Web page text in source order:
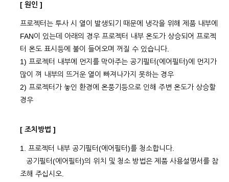
[ 원인 ]
프로젝터는 투사 시 열이 발생되기 때문에 냉각을 위해 제품 내부에
FAN이 있는데 아래의 경우 프로젝터 내부 온도가 상승되어 프로젝
터 온도 표시등에 불이 들어오며 꺼질 수 있습니다.
1) 프로젝터 내부에 먼지를 막아주는 공기필터(에어필터)에 먼지가
많이 껴 내부의 뜨거운 열이 빠져나가지 못하는 경우
2) 프로젝터가 놓인 환경에 온풍기등으로 인해 주변 온도가 상승할
경우
[ 조치방법 ]
1. 프로젝터 내부 공기필터(에어필터)를 청소합니다.
공기필터(에어필터)의 위치 및 청소 방법은 제품 사용설명서를 참
조해 주십시오.